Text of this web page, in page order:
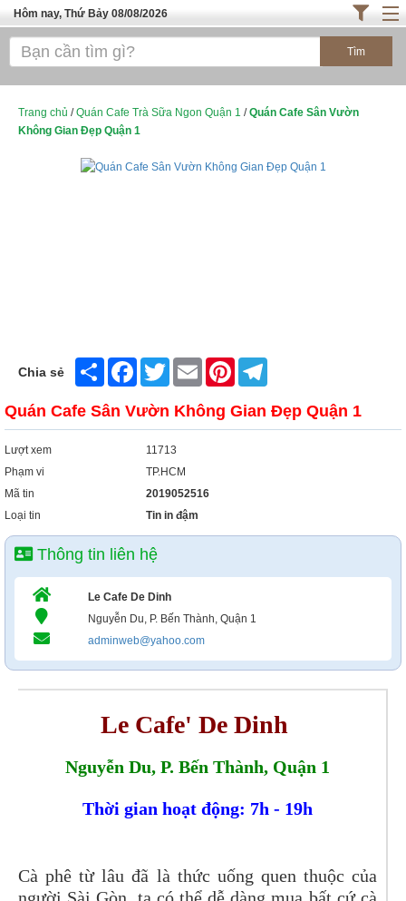
Hôm nay, Thứ Bảy 08/08/2026
Trang chủ
Cafe - Kem- Trà Sữa
Trang chủ /Quán Cafe Trà Sữa Ngon Quận 1 /Quán Cafe Sân Vườn
Không Gian Đẹp Quận 1
Chia sẻ Share FacebookTwitter Email Pinterest
Quán Cafe Sân Vườn Không Gian Đẹp Quận 1
Lượt xem
11713
Phạm vi
TP.HCM
Mã tin
2019052516
Loại tin
Tin in đậm
Thông tin liên hệ
Le Cafe De Dinh
Nguyễn Du, P. Bến Thành, Quận 1
adminweb@yahoo.com
Le Cafe' De Dinh
Nguyễn Du, P. Bến Thành, Quận 1
Thời gian hoạt động: 7h - 19h
Cà phê từ lâu đã là thức uống quen thuộc của